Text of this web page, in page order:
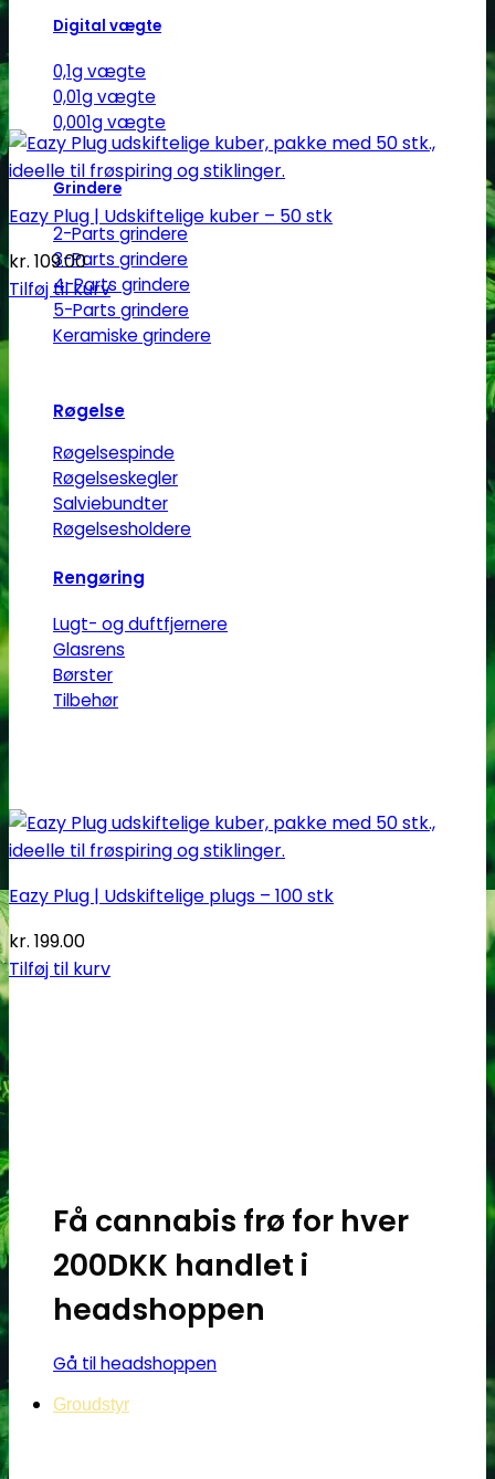
Digital vægte
0,1g vægte
0,01g vægte
0,001g vægte
Grindere
2-Parts grindere
3-Parts grindere
4-Parts grindere
5-Parts grindere
Keramiske grindere
Røgelse
Røgelsespinde
Røgelseskegler
Salviebundter
Røgelsesholdere
Rengøring
Lugt- og duftfjernere
Glasrens
Børster
Tilbehør
Få cannabis frø for hver
200DKK handlet i
headshoppen
Gå til headshoppen
Groudstyr
Eazy Plug | Udskiftelige kuber – 50 stk
kr. 109.00
Tilføj til kurv
Eazy Plug | Udskiftelige plugs – 100 stk
kr. 199.00
Tilføj til kurv